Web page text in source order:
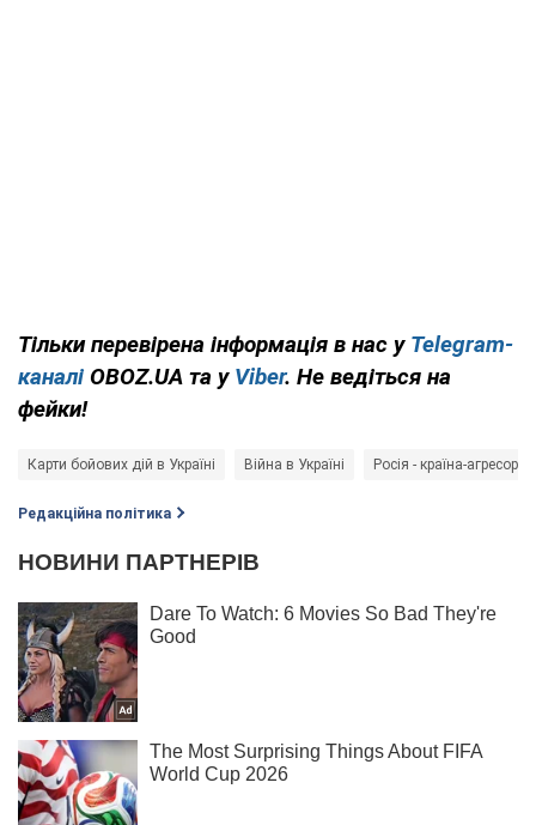
Тільки перевірена інформація в нас у Telegram-
каналі OBOZ.UA та у Viber. Не ведіться на
фейки!
Карти бойових дій в Україні Війна в Україні Росія - країна-агресор
Редакційна політика